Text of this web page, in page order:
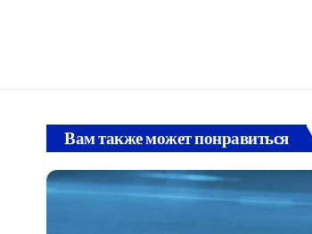
Вам также может понравиться